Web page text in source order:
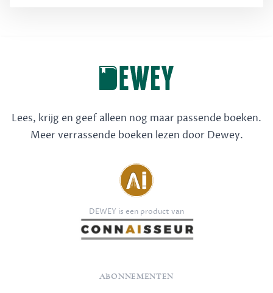
Lees, krijg en geef alleen nog maar passende boeken.
Meer verrassende boeken lezen door Dewey.
DEWEY is een product van
ABONNEMENTEN